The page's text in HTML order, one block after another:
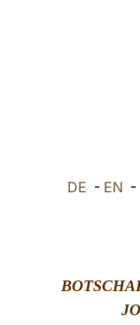
DE - EN -